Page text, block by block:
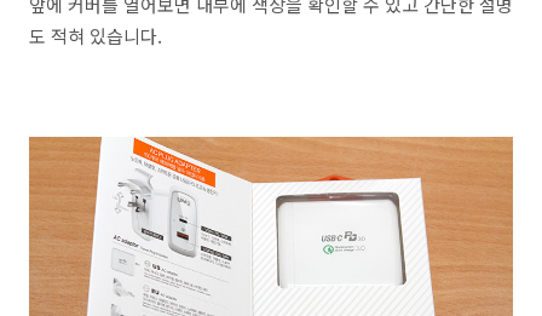
도 적혀 있습니다.